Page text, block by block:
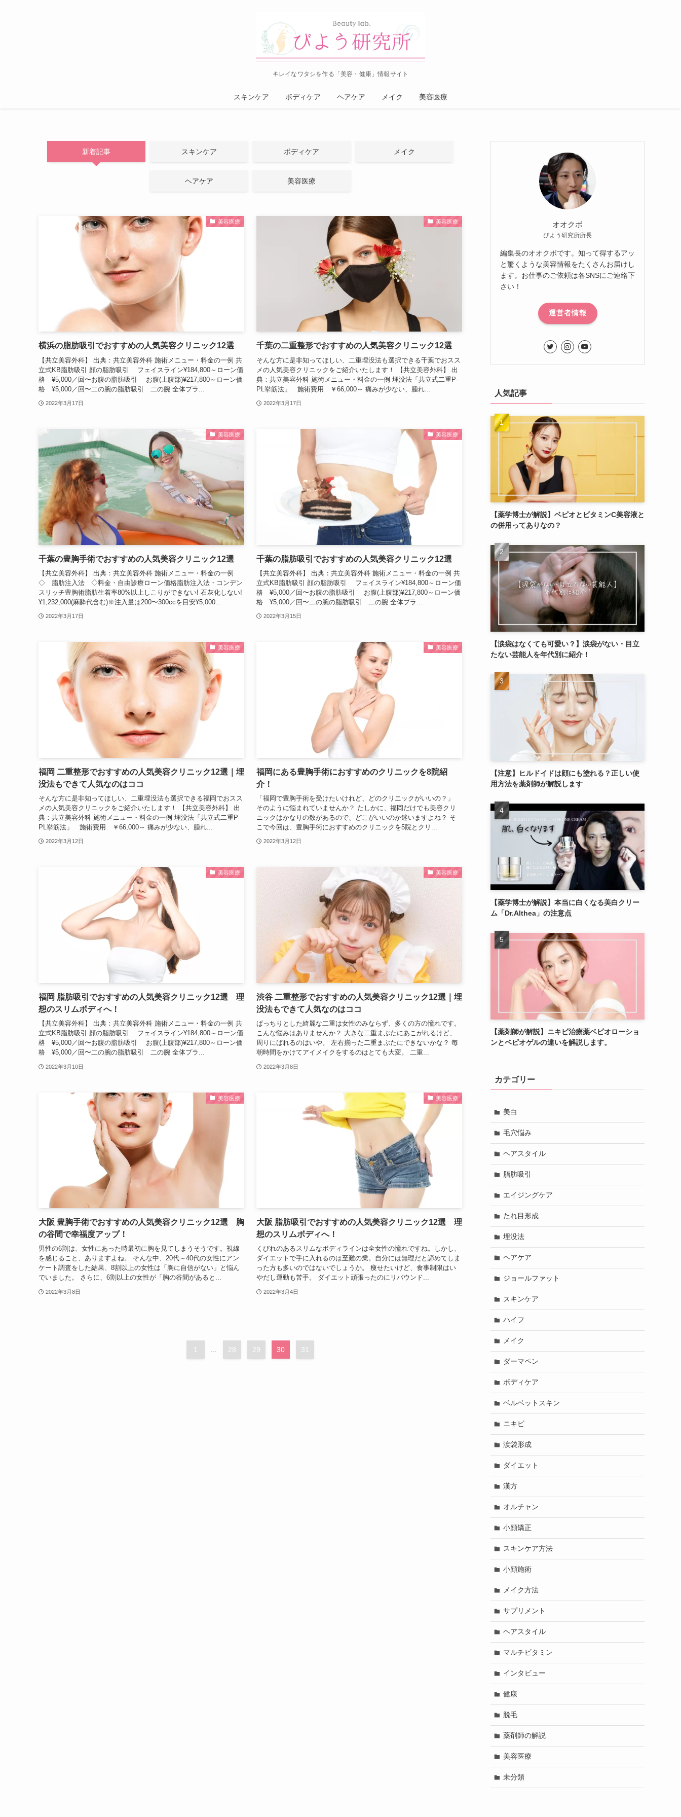
キレイなワタシを作る「美容・健康」情報サイト
スキンケア ボディケア ヘアケア メイク 美容医療
新着記事 スキンケア ボディケア メイク
ヘアケア 美容医療
美容医療
横浜の脂肪吸引でおすすめの人気美容クリニック12選
【共立美容外科】 出典：共立美容外科 施術メニュー・料金の一例 共
立式KB脂肪吸引 顔の脂肪吸引 フェイスライン¥184,800～ローン価
格 ¥5,000／回〜お腹の脂肪吸引 お腹(上腹部)¥217,800～ローン価
格 ¥5,000／回〜二の腕の脂肪吸引 二の腕 全体プラ...
2022年3月17日
美容医療
千葉の二重整形でおすすめの人気美容クリニック12選
そんな方に是非知ってほしい、二重埋没法も選択できる千葉でおスス
メの人気美容クリニックをご紹介いたします！ 【共立美容外科】 出
典：共立美容外科 施術メニュー・料金の一例 埋没法「共立式二重P-
PL挙筋法」 施術費用 ￥66,000～ 痛みが少ない、腫れ...
2022年3月17日
美容医療
千葉の豊胸手術でおすすめの人気美容クリニック12選
【共立美容外科】 出典：共立美容外科 施術メニュー・料金の一例
◇ 脂肪注入法 ◇料金・自由診療ローン価格脂肪注入法・コンデン
スリッチ豊胸術脂肪生着率80%以上しこりができない! 石灰化しない!
¥1,232,000(麻酔代含む)※注入量は200〜300ccを目安¥5,000...
2022年3月17日
美容医療
千葉の脂肪吸引でおすすめの人気美容クリニック12選
【共立美容外科】 出典：共立美容外科 施術メニュー・料金の一例 共
立式KB脂肪吸引 顔の脂肪吸引 フェイスライン¥184,800～ローン価
格 ¥5,000／回〜お腹の脂肪吸引 お腹(上腹部)¥217,800～ローン価
格 ¥5,000／回〜二の腕の脂肪吸引 二の腕 全体プラ...
2022年3月15日
美容医療
福岡 二重整形でおすすめの人気美容クリニック12選｜埋
没法もできて人気なのはココ
そんな方に是非知ってほしい、二重埋没法も選択できる福岡でおスス
メの人気美容クリニックをご紹介いたします！ 【共立美容外科】 出
典：共立美容外科 施術メニュー・料金の一例 埋没法「共立式二重P-
PL挙筋法」 施術費用 ￥66,000～ 痛みが少ない、腫れ...
2022年3月12日
美容医療
福岡にある豊胸手術におすすめのクリニックを8院紹
介！
「福岡で豊胸手術を受けたいけれど、どのクリニックがいいの？」
そのように悩まれていませんか？ たしかに、福岡だけでも美容クリ
ニックはかなりの数があるので、どこがいいのか迷いますよね？ そ
こで今回は、豊胸手術におすすめのクリニックを5院とクリ...
2022年3月12日
美容医療
福岡 脂肪吸引でおすすめの人気美容クリニック12選 理
想のスリムボディへ！
【共立美容外科】 出典：共立美容外科 施術メニュー・料金の一例 共
立式KB脂肪吸引 顔の脂肪吸引 フェイスライン¥184,800～ローン価
格 ¥5,000／回〜お腹の脂肪吸引 お腹(上腹部)¥217,800～ローン価
格 ¥5,000／回〜二の腕の脂肪吸引 二の腕 全体プラ...
2022年3月10日
美容医療
渋谷 二重整形でおすすめの人気美容クリニック12選｜埋
没法もできて人気なのはココ
ぱっちりとした綺麗な二重は女性のみならず、多くの方の憧れです。
こんな悩みはありませんか？ 大きな二重まぶたにあこがれるけど、
周りにばれるのはいや。 左右揃った二重まぶたにできないかな？ 毎
朝時間をかけてアイメイクをするのはとても大変。 二重...
2022年3月8日
美容医療
大阪 豊胸手術でおすすめの人気美容クリニック12選 胸
の谷間で幸福度アップ！
男性の6割は、女性にあった時最初に胸を見てしまうそうです。視線
を感じること、ありますよね。 そんな中、20代～40代の女性にアン
ケート調査をした結果、8割以上の女性は「胸に自信がない」と悩ん
でいました。 さらに、6割以上の女性が「胸の谷間があると...
2022年3月8日
美容医療
大阪 脂肪吸引でおすすめの人気美容クリニック12選 理
想のスリムボディへ！
くびれのあるスリムなボディラインは全女性の憧れですね。しかし、
ダイエットで手に入れるのは至難の業。自分には無理だと諦めてしま
った方も多いのではないでしょうか。 痩せたいけど、食事制限はい
やだし運動も苦手。 ダイエット頑張ったのにリバウンド...
2022年3月4日
1 28 29 30 31
オオクボ
びよう研究所所長
編集長のオオクボです。知って得するアッ
と驚くような美容情報をたくさんお届けし
ます。お仕事のご依頼は各SNSにご連絡下
さい！
運営者情報
人気記事
【薬学博士が解説】ベピオとビタミンC美容液と
の併用ってありなの？
【涙袋はなくても可愛い？】涙袋がない・目立
たない芸能人を年代別に紹介！
【注意】ヒルドイドは顔にも塗れる？正しい使
用方法を薬剤師が解説します
【薬学博士が解説】本当に白くなる美白クリー
ム「Dr.Althea」の注意点
【薬剤師が解説】ニキビ治療薬ベピオローショ
ンとベピオゲルの違いを解説します。
カテゴリー
美白
毛穴悩み
ヘアスタイル
脂肪吸引
エイジングケア
たれ目形成
埋没法
ヘアケア
ジョールファット
スキンケア
ハイフ
メイク
ダーマペン
ボディケア
ベルベットスキン
ニキビ
涙袋形成
ダイエット
漢方
オルチャン
小顔矯正
スキンケア方法
小顔施術
メイク方法
サプリメント
ヘアスタイル
マルチビタミン
インタビュー
健康
脱毛
薬剤師の解説
美容医療
未分類